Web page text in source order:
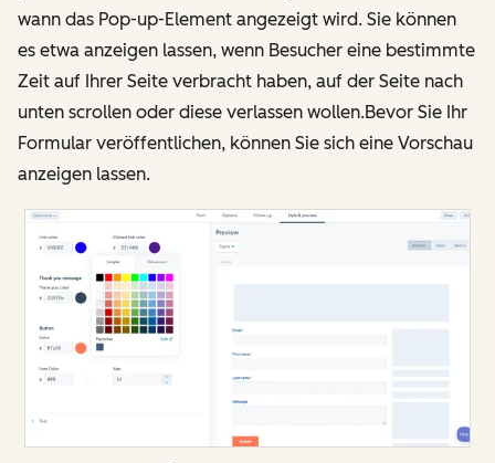
wann das Pop-up-Element angezeigt wird. Sie können
es etwa anzeigen lassen, wenn Besucher eine bestimmte
Zeit auf Ihrer Seite verbracht haben, auf der Seite nach
unten scrollen oder diese verlassen wollen.Bevor Sie Ihr
Formular veröffentlichen, können Sie sich eine Vorschau
anzeigen lassen.